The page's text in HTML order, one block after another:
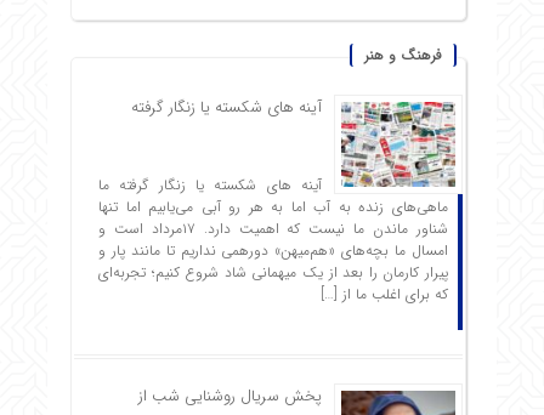
فرهنگ و هنر
آینه های شکسته یا زنگار گرفته
آینه های شکسته یا زنگار گرفته ما
ماهی‌های زنده به آب اما به هر رو آبی می‌یابیم اما تنها
شناور ماندن ما نیست که اهمیت دارد. ۱۷مرداد است و
امسال ما بچه‌های «هم‌میهن» دورهمی نداریم تا مانند پار و
پیرار کارمان را بعد از یک میهمانی شاد شروع ‌کنیم؛ تجربه‌ای
که برای اغلب ما از […]
پخش سریال روشنایی شب از